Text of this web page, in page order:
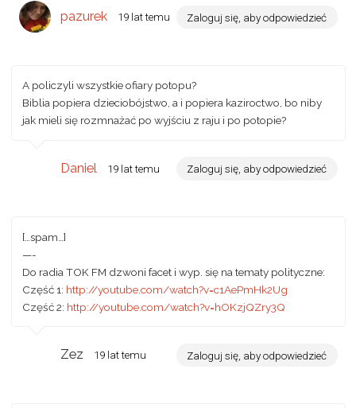
pazurek 19 lat temu Zaloguj się, aby odpowiedzieć
A policzyli wszystkie ofiary potopu?
Biblia popiera dzieciobójstwo, a i popiera kaziroctwo, bo niby
jak mieli się rozmnażać po wyjściu z raju i po potopie?
Daniel 19 lat temu Zaloguj się, aby odpowiedzieć
[…spam…]
—-
Do radia TOK FM dzwoni facet i wyp. się na tematy polityczne:
Część 1: http://youtube.com/watch?v=c1AePmHk2Ug
Część 2: http://youtube.com/watch?v=hOKzjQZry3Q
Zez 19 lat temu Zaloguj się, aby odpowiedzieć